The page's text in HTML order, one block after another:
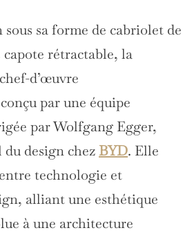
sous sa forme de cabriolet de
capote rétractable, la
d’œuvre
par une équipe
par Wolfgang Egger,
design chezBYD. Elle
technologie et
alliant une esthétique
à une architecture